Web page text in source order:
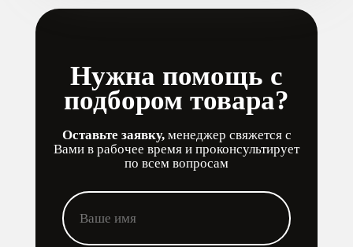
Нужна помощь с
подбором товара?
Оставьте заявку,менеджер свяжется с
Вами в рабочее время и проконсультирует
по всем вопросам